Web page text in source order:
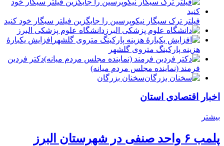
فیلتر ترک سیگار نیکوپرسین را جایگزین فیلتر سیگار خود کنید
دانشگاه علوم پزشکی البرز
افزایش یکبارۀ
هزینه پارکینگ متروی گلشهر
دكتر فردين
فرمند (نماينده مجلس مردم میانه)
سخنان بزرگان
اخبار اقتصادی استان
بیشتر
پلمب ۶ واحد صنفی در شهرستان البرز